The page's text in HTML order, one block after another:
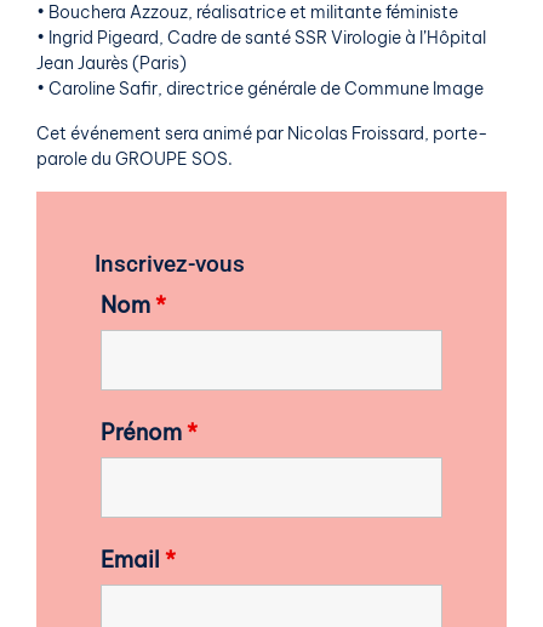
• Bouchera Azzouz, réalisatrice et militante féministe
• Ingrid Pigeard, Cadre de santé SSR Virologie à l’Hôpital
Jean Jaurès (Paris)
• Caroline Safir, directrice générale de Commune Image
Cet événement sera animé par Nicolas Froissard, porte-
parole du GROUPE SOS.
Inscrivez-vous
Nom*
Prénom*
Email *